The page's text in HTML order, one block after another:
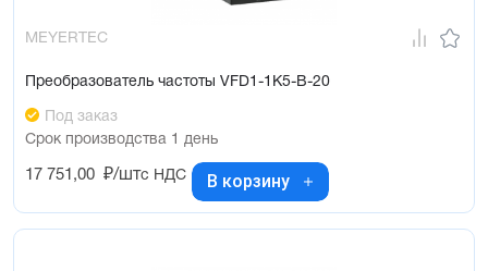
MEYERTEC
Преобразователь частоты VFD1-1K5-B-20
Под заказ
Срок производства 1 день
17 751,00 ₽/штс НДС В корзину